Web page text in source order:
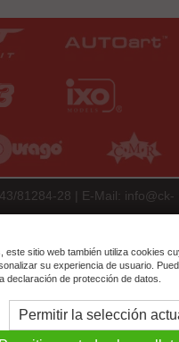
81284-28 | E-Mail: info@ck-
e.K.
reviews | Trusted Shops
sitio web también utiliza cookies
su experiencia de usuario.
de protección de datos.
Permitir la selección